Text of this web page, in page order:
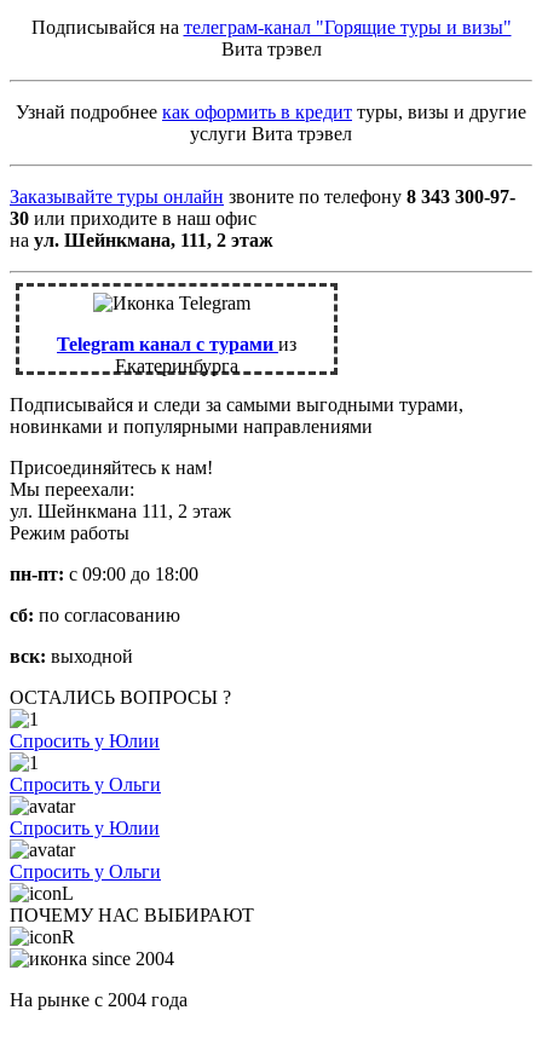
Подписывайся на телеграм-канал "Горящие туры и визы"
Вита трэвел
Узнай подробнее как оформить в кредит туры, визы и другие
услуги Вита трэвел
Заказывайте туры онлайн звоните по телефону 8 343 300-97-
30 или приходите в наш офис
на ул. Шейнкмана, 111, 2 этаж
Telegram канал с турами из
Екатеринбурга
Подписывайся и следи за самыми выгодными турами,
новинками и популярными направлениями
Присоединяйтесь к нам!
Мы переехали:
ул. Шейнкмана 111, 2 этаж
Режим работы
пн-пт: с 09:00 до 18:00
сб: по согласованию
вск: выходной
ОСТАЛИСЬ ВОПРОСЫ ?
Спросить у Юлии
Спросить у Ольги
Спросить у Юлии
Спросить у Ольги
ПОЧЕМУ НАС ВЫБИРАЮТ
На рынке с 2004 года